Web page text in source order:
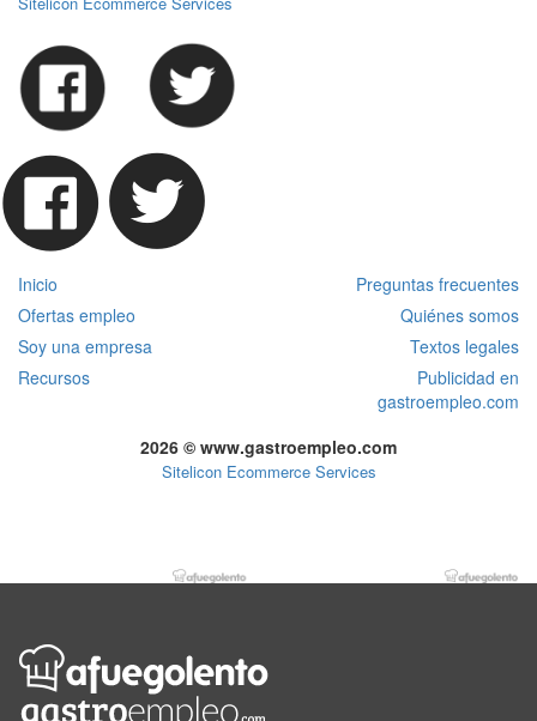
Inicio
Preguntas frecuentes
Ofertas empleo
Quiénes somos
Soy una empresa
Textos legales
Recursos
Publicidad en
gastroempleo.com
2026 © www.gastroempleo.com
Sitelicon Ecommerce Services